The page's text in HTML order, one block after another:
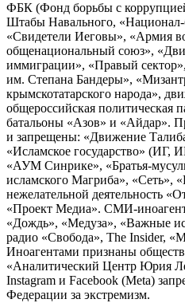
ФБК (Фонд борьбы с
Штабы Навального, «Национал-
«Свидетели Иеговы», «Армия
общенациональный союз»,
иммиграции», «Правый
им. Степана Бандеры»,
крымскотатарского народа»,
общероссийская политическая
батальоны «Азов» и «Айдар».
и запрещены: «Движение
«Исламское государство» (ИГ,
«АУМ Синрике», «Братья-
исламского Магриба», «Сеть»,
нежелательной деятельность
«Проект Медиа». СМИ-
«Дождь», «Медуза», «Важные
радио «Свобода», The Insider,
Иноагентами признаны
«Аналитический Центр Юрия
Instagram и Facebook (Metа)
Федерации за экстремизм.